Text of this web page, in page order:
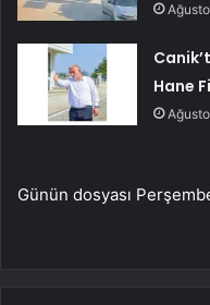
Hane
Günün dosyası